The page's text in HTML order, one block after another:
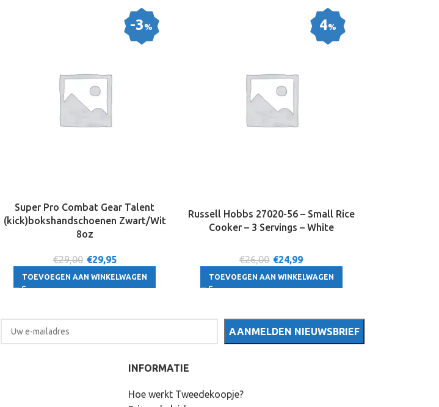
-3%
Super Pro Combat Gear Talent
(kick)bokshandschoenen Zwart/Wit
8oz
€29,00 €29,95
TOEVOEGEN AAN WINKELWAGEN
4%
Russell Hobbs 27020-56 – Small Rice
Cooker – 3 Servings – White
€26,00 €24,99
TOEVOEGEN AAN WINKELWAGEN
INFORMATIE
Hoe werkt Tweedekoopje?